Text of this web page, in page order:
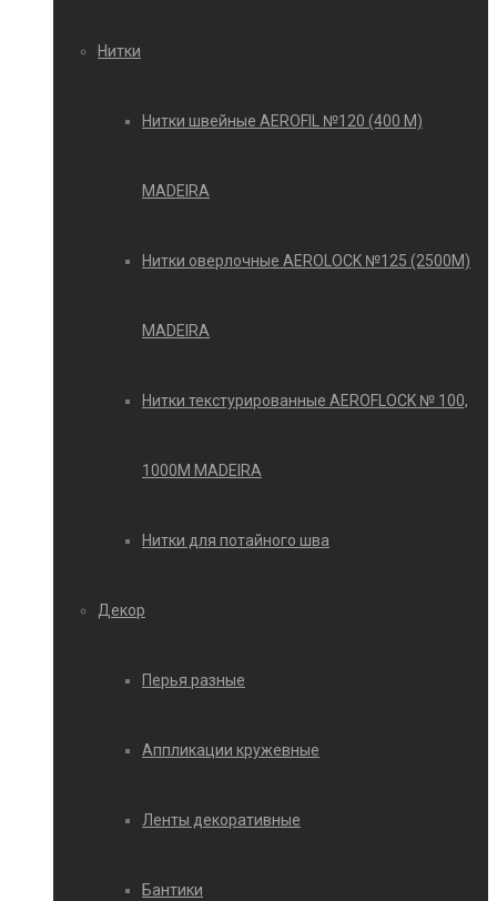
Нитки
Нитки швейные AEROFIL №120 (400 М)
MADEIRA
Нитки оверлочные AEROLOCK №125 (2500М)
MADEIRA
Нитки текстурированные AEROFLOCK № 100,
1000М MADEIRA
Нитки для потайного шва
Декор
Перья разные
Аппликации кружевные
Ленты декоративные
Бантики